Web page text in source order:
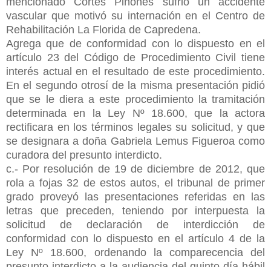
vascular que motivó su internación en el Centro de
Rehabilitación La Florida de Capredena.
Agrega que de conformidad con lo dispuesto en el
artículo 23 del Código de Procedimiento Civil tiene
interés actual en el resultado de este procedimiento.
En el segundo otrosí de la misma presentación pidió
que se le diera a este procedimiento la tramitación
determinada en la Ley Nº 18.600, que la actora
rectificara en los términos legales su solicitud, y que
se designara a doña Gabriela Lemus Figueroa como
curadora del presunto interdicto.
c.- Por resolución de 19 de diciembre de 2012, que
rola a fojas 32 de estos autos, el tribunal de primer
grado proveyó las presentaciones referidas en las
letras que preceden, teniendo por interpuesta la
solicitud de declaración de interdicción de
conformidad con lo dispuesto en el artículo 4 de la
Ley Nº 18.600, ordenando la comparecencia del